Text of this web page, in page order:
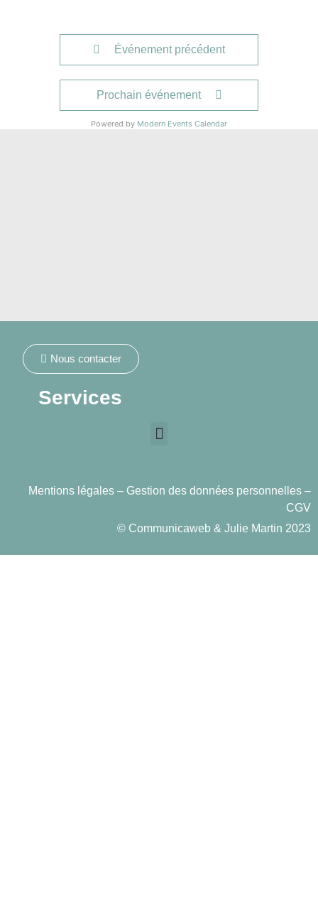
Événement précédent
Prochain événement
Powered by Modern Events Calendar
Nous contacter
Services
Mentions légales – Gestion des données personnelles –
CGV
© Communicaweb & Julie Martin 2023